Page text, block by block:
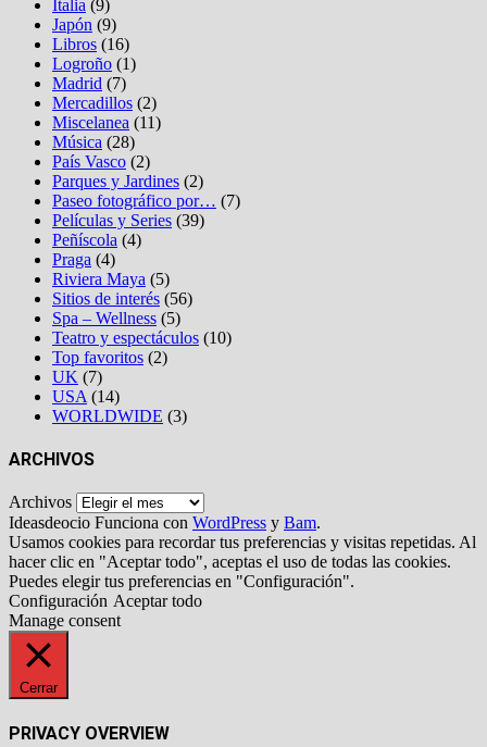
Italia (9)
Japón (9)
Libros (16)
Logroño (1)
Madrid (7)
Mercadillos (2)
Miscelanea (11)
Música (28)
País Vasco (2)
Parques y Jardines (2)
Paseo fotográfico por… (7)
Películas y Series (39)
Peñíscola (4)
Praga (4)
Riviera Maya (5)
Sitios de interés (56)
Spa – Wellness (5)
Teatro y espectáculos (10)
Top favoritos (2)
UK (7)
USA (14)
WORLDWIDE (3)
ARCHIVOS
Archivos
Ideasdeocio Funciona con WordPress y Bam.
Usamos cookies para recordar tus preferencias y visitas repetidas. Al
hacer clic en "Aceptar todo", aceptas el uso de todas las cookies.
Puedes elegir tus preferencias en "Configuración".
Configuración Aceptar todo
Manage consent
Cerrar
PRIVACY OVERVIEW